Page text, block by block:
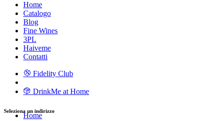
Home
Catalogo
Blog
Fine Wines
3PL
Haiveme
Contatti
Fidelity Club
DrinkMe at Home
Home
Seleziona un indirizzo